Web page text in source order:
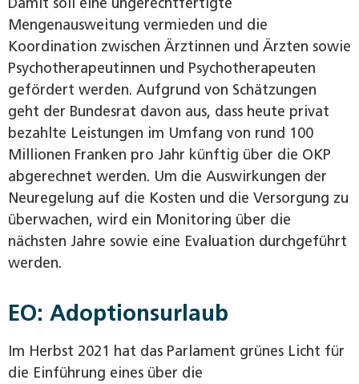
Mengenausweitung vermieden und die
Koordination zwischen Ärztinnen und Ärzten sowie
Psychotherapeutinnen und Psychotherapeuten
gefördert werden. Aufgrund von Schätzungen
geht der Bundesrat davon aus, dass heute privat
bezahlte Leistungen im Umfang von rund 100
Millionen Franken pro Jahr künftig über die OKP
abgerechnet werden. Um die Auswirkungen der
Neuregelung auf die Kosten und die Versorgung zu
überwachen, wird ein Monitoring über die
nächsten Jahre sowie eine Evaluation durchgeführt
werden.
EO: Adoptionsurlaub
Im Herbst 2021 hat das Parlament grünes Licht für
die Einführung eines über die